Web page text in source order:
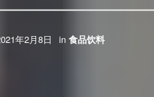
年2月8日 in 食品饮料